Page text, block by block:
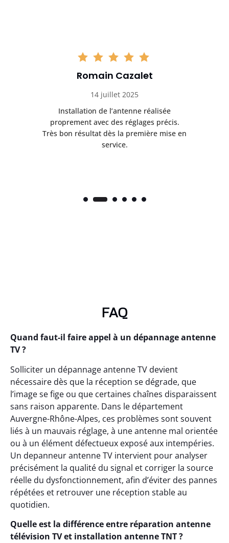
Romain Cazalet
14 juillet 2025
Installation de l’antenne réalisée
proprement avec des réglages précis.
Très bon résultat dès la première mise en
service.
FAQ
Quand faut-il faire appel à un dépannage antenne
TV ?
Solliciter un dépannage antenne TV devient
nécessaire dès que la réception se dégrade, que
l’image se fige ou que certaines chaînes disparaissent
sans raison apparente. Dans le département
Auvergne-Rhône-Alpes, ces problèmes sont souvent
liés à un mauvais réglage, à une antenne mal orientée
ou à un élément défectueux exposé aux intempéries.
Un depanneur antenne TV intervient pour analyser
précisément la qualité du signal et corriger la source
réelle du dysfonctionnement, afin d’éviter des pannes
répétées et retrouver une réception stable au
quotidien.
Quelle est la différence entre réparation antenne
télévision TV et installation antenne TNT ?